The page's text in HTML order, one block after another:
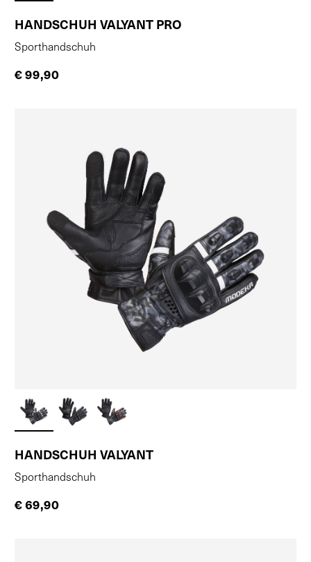
HANDSCHUH VALYANT PRO
Sporthandschuh
€ 99,90
HANDSCHUH VALYANT
Sporthandschuh
€ 69,90